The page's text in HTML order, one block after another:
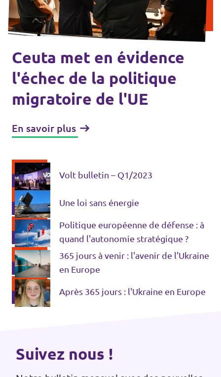
Agenda
Volt FALC
Donner
Participer
Adhérer
Ceuta met en évidence
l'échec de la politique
migratoire de l'UE
En savoir plus
Volt bulletin – Q1/2023
Une loi sans énergie
Politique européenne de défense : à
quand l'autonomie stratégique ?
365 jours à venir : l'avenir de l'Ukraine
en Europe
Après 365 jours : l'Ukraine en Europe
Suivez nous !